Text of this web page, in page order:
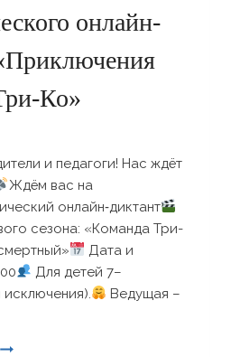
онлайн-
Ко»
и педагоги! Нас ждёт
Ждём вас на
онлайн‑диктант
сезона: «Команда Три-
Дата и
Для детей 7–
Ведущая –